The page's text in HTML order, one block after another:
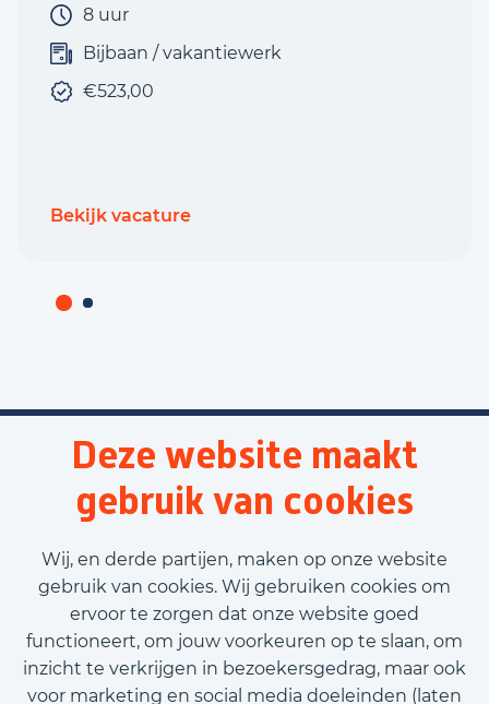
Deze website maakt
gebruik van cookies
Wij, en derde partijen, maken op onze website
gebruik van cookies. Wij gebruiken cookies om
ervoor te zorgen dat onze website goed
functioneert, om jouw voorkeuren op te slaan, om
inzicht te verkrijgen in bezoekersgedrag, maar ook
voor marketing en social media doeleinden (laten
8 uur
Bijbaan / vakantiewerk
€523,00
Bekijk vacature